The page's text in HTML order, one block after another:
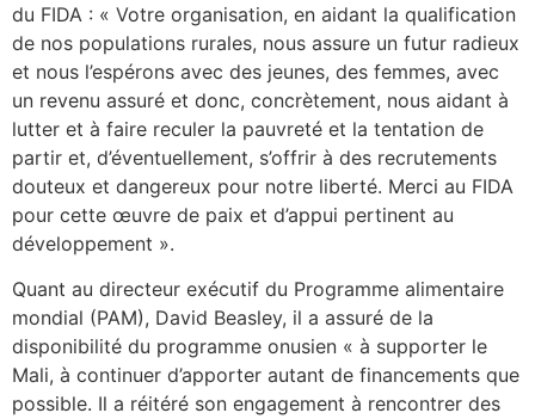
du FIDA : « Votre organisation, en aidant la qualification
de nos populations rurales, nous assure un futur radieux
et nous l’espérons avec des jeunes, des femmes, avec
un revenu assuré et donc, concrètement, nous aidant à
lutter et à faire reculer la pauvreté et la tentation de
partir et, d’éventuellement, s’offrir à des recrutements
douteux et dangereux pour notre liberté. Merci au FIDA
pour cette œuvre de paix et d’appui pertinent au
développement ».
Quant au directeur exécutif du Programme alimentaire
mondial (PAM), David Beasley, il a assuré de la
disponibilité du programme onusien « à supporter le
Mali, à continuer d’apporter autant de financements que
possible. Il a réitéré son engagement à rencontrer des